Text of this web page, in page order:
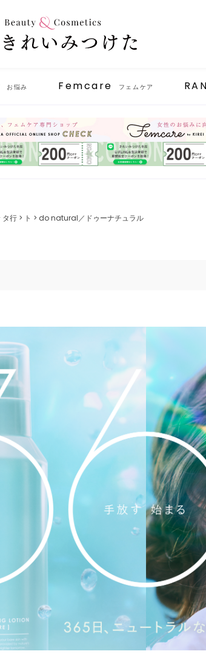
お悩み Femcare フェムケア
タ行 ト do natural／ドゥーナチュラル